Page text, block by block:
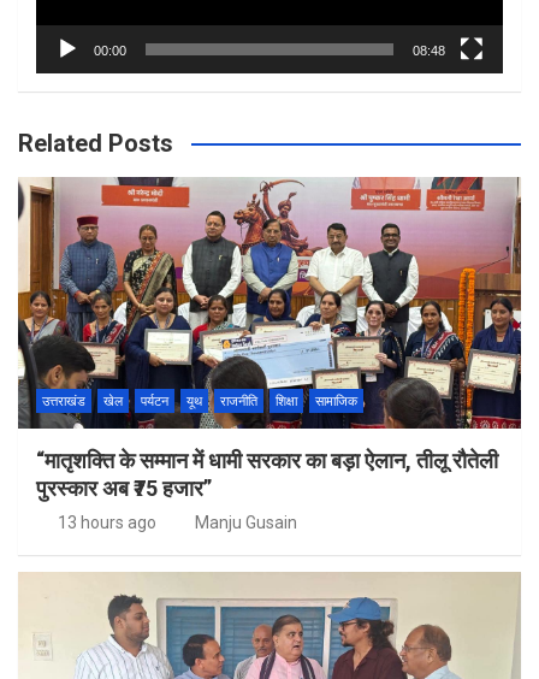
00:00 08:48
Related Posts
उत्तराखंड खेल पर्यटन यूथ राजनीति शिक्षा सामाजिक
“मातृशक्ति के सम्मान में धामी सरकार का बड़ा ऐलान, तीलू रौतेली
पुरस्कार अब ₹75 हजार”
13 hours ago Manju Gusain